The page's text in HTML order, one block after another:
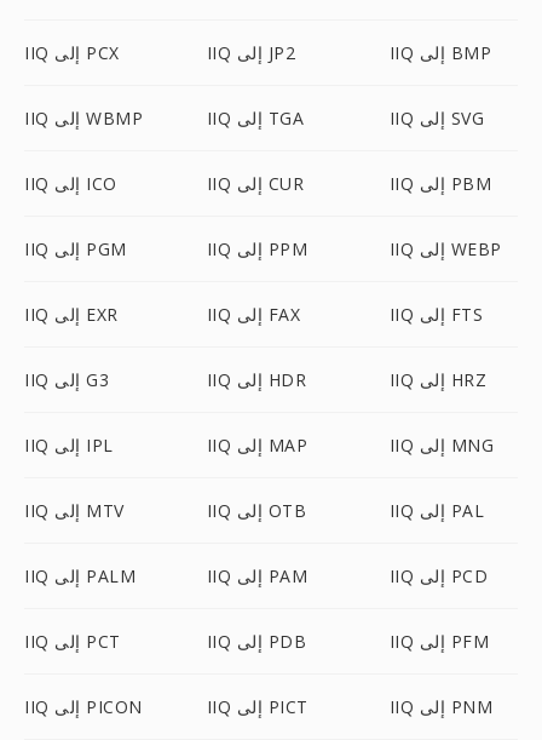
IIQ إلى PCX IIQ إلى JP2 IIQ إلى BMP
IIQ إلى WBMP IIQ إلى TGA IIQ إلى SVG
IIQ إلى ICO IIQ إلى CUR IIQ إلى PBM
IIQ إلى PGM IIQ إلى PPM IIQ إلى WEBP
IIQ إلى EXR IIQ إلى FAX IIQ إلى FTS
IIQ إلى G3 IIQ إلى HDR IIQ إلى HRZ
IIQ إلى IPL IIQ إلى MAP IIQ إلى MNG
IIQ إلى MTV IIQ إلى OTB IIQ إلى PAL
IIQ إلى PALM IIQ إلى PAM IIQ إلى PCD
IIQ إلى PCT IIQ إلى PDB IIQ إلى PFM
IIQ إلى PICON IIQ إلى PICT IIQ إلى PNM